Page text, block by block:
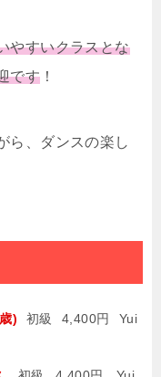
やすいクラスとな
です ！
ら、ダンスの楽し
) 初級 4,400円 Yui